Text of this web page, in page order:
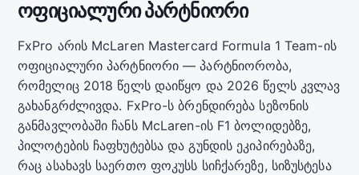
ოფიციალური პარტნიორი
FxPro არის McLaren Mastercard Formula 1 Team-ის
ოფიციალური პარტნიორი — პარტნიორობა,
რომელიც 2018 წელს დაიწყო და 2026 წელს კვლავ
გახანგრძლივდა. FxPro-ს ბრენდირება სეზონის
განმავლობაში ჩანს McLaren-ის F1 ბოლიდებზე,
პილოტების ჩაფხუტებსა და გუნდის ეკიპირებაზე,
რაც ასახავს საერთო ფოკუსს სიჩქარეზე, სიზუსტესა